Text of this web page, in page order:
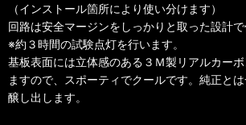
（インストール箇所により使い分けます）
回路は安全マージンをしっかりと取った設計で
※約３時間の試験点灯を行います。
基板表面には立体感のある３Ｍ製リアルカー
ますので、スポーティでクールです。純正と
醸し出します。